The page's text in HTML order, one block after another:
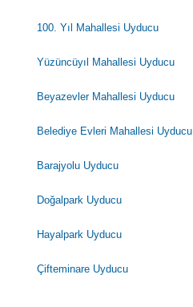
100. Yıl Mahallesi Uyducu
Yüzüncüyıl Mahallesi Uyducu
Beyazevler Mahallesi Uyducu
Belediye Evleri Mahallesi Uyducu
Barajyolu Uyducu
Doğalpark Uyducu
Hayalpark Uyducu
Çifteminare Uyducu